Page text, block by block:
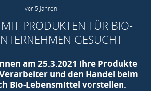
vor 5 Jahren
MIT PRODUKTEN FÜR BIO-
GESUCHT
am 25.3.2021 ihre Produkte
und den Handel beim
Bio-Lebensmittel vorstellen.